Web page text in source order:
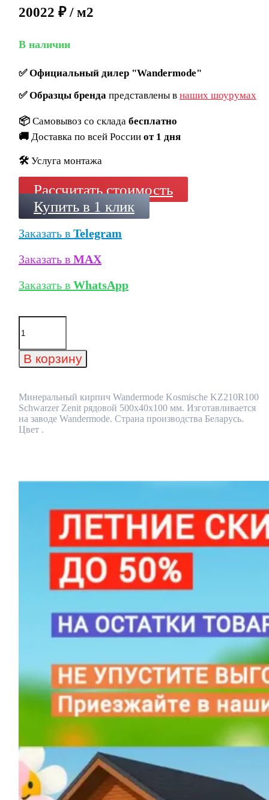
20022 ₽ / м2
В наличии
✅Официальный дилер "Wandermode"
✅Образцы брендапредставлены в наших шоурумах
📦 Самовывоз со склада бесплатно
🚚 Доставка по всей России от 1 дня
🛠️ Услуга монтажа
Рассчитать стоимость
Купить в 1 клик
Заказать в Telegram
Заказать в MAX
Заказать в WhatsApp
Количество
товара
кирпич
Wandermode
Schwarzer
Zenit
рядовой
500x40x100
В корзину
Минеральный кирпич Wandermode Kosmische KZ210R100
Schwarzer Zenit рядовой 500x40x100 мм. Изготавливается
на заводе Wandermode. Страна производства Беларусь.
Цвет .